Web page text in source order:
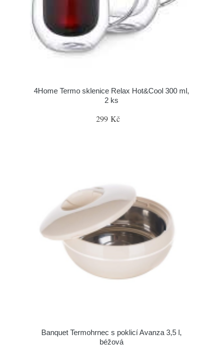
4Home Termo sklenice Relax Hot&Cool 300 ml,
2 ks
299 Kč
Banquet Termohrnec s poklicí Avanza 3,5 l,
béžová